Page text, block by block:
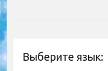
Выберите язык: